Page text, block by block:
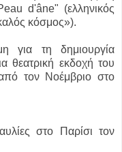
d'âne" (ελληνικός
κόσμος»).
για τη δημιουργία
θεατρική εκδοχή του
τον Νοέμβριο στο
στο Παρίσι τον